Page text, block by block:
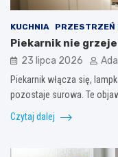
KUCHNIA PRZESTRZEŃ
Piekarnik nie
23 lipca 2026
Piekarnik włącza się,
pozostaje surowa. Te
Czytaj dalej